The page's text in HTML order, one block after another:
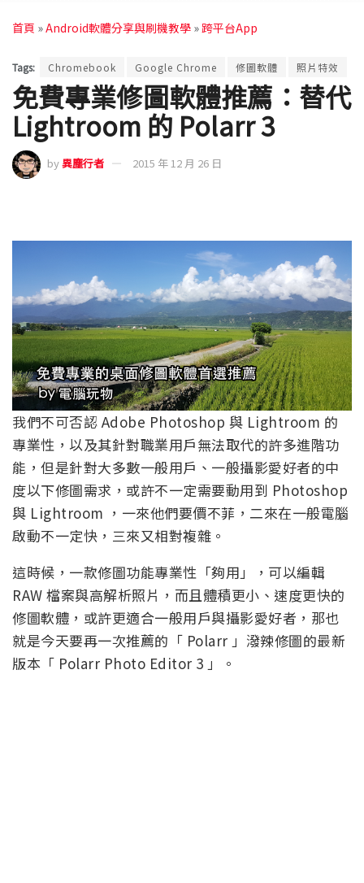
首頁 »Android軟體分享與刷機教學 »跨平台App
Tags: Chromebook Google Chrome 修圖軟體 照片特效
免費專業修圖軟體推薦：替代
Lightroom 的 Polarr 3
by異塵行者 2015 年 12 月 26 日
我們不可否認 Adobe Photoshop 與 Lightroom 的
專業性，以及其針對職業用戶無法取代的許多進階功
能，但是針對大多數一般用戶、一般攝影愛好者的中
度以下修圖需求，或許不一定需要動用到 Photoshop
與 Lightroom ，一來他們要價不菲，二來在一般電腦
啟動不一定快，三來又相對複雜。
這時候，一款修圖功能專業性「夠用」，可以編輯
RAW 檔案與高解析照片，而且體積更小、速度更快的
修圖軟體，或許更適合一般用戶與攝影愛好者，那也
就是今天要再一次推薦的「 Polarr 」潑辣修圖的最新
版本「 Polarr Photo Editor 3 」。